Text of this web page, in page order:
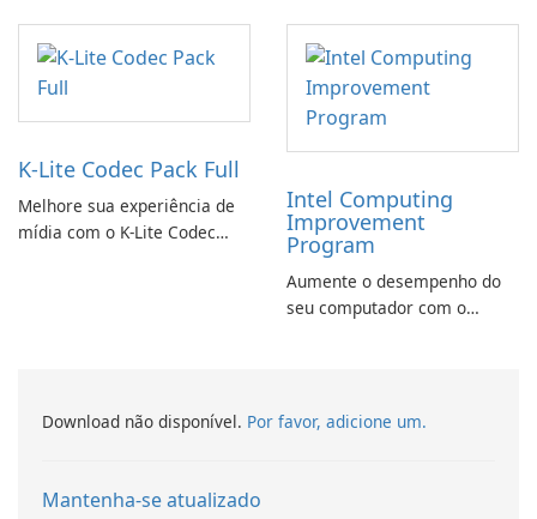
K-Lite Codec Pack Full
Melhore sua experiência de
mídia com o K-Lite Codec
Intel Computing
Improvement
Program
Aumente o desempenho do
seu computador com o
Download não disponível. Por favor, adicione um.
Mantenha-se atualizado